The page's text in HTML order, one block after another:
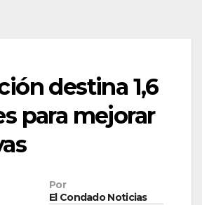
destina 1,6
para mejorar
Por
El Condado Noticias